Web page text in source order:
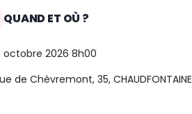
QUAND ET OÙ ?
octobre 2026 8h00
de Chèvremont, 35, CHAUDFONTAINE